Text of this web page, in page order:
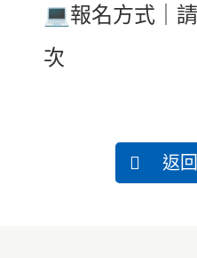
💻️報名方式｜
次
返